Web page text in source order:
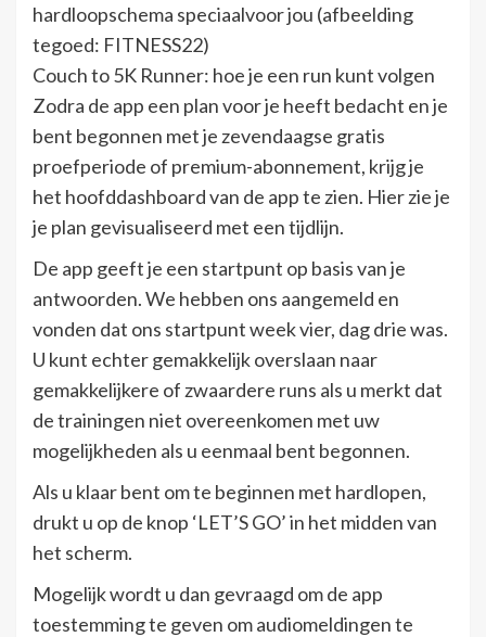
hardloopschema speciaalvoor jou (afbeelding
tegoed: FITNESS22)
Couch to 5K Runner: hoe je een run kunt volgen
Zodra de app een plan voor je heeft bedacht en je
bent begonnen met je zevendaagse gratis
proefperiode of premium-abonnement, krijg je
het hoofddashboard van de app te zien. Hier zie je
je plan gevisualiseerd met een tijdlijn.
De app geeft je een startpunt op basis van je
antwoorden. We hebben ons aangemeld en
vonden dat ons startpunt week vier, dag drie was.
U kunt echter gemakkelijk overslaan naar
gemakkelijkere of zwaardere runs als u merkt dat
de trainingen niet overeenkomen met uw
mogelijkheden als u eenmaal bent begonnen.
Als u klaar bent om te beginnen met hardlopen,
drukt u op de knop ‘LET’S GO’ in het midden van
het scherm.
Mogelijk wordt u dan gevraagd om de app
toestemming te geven om audiomeldingen te